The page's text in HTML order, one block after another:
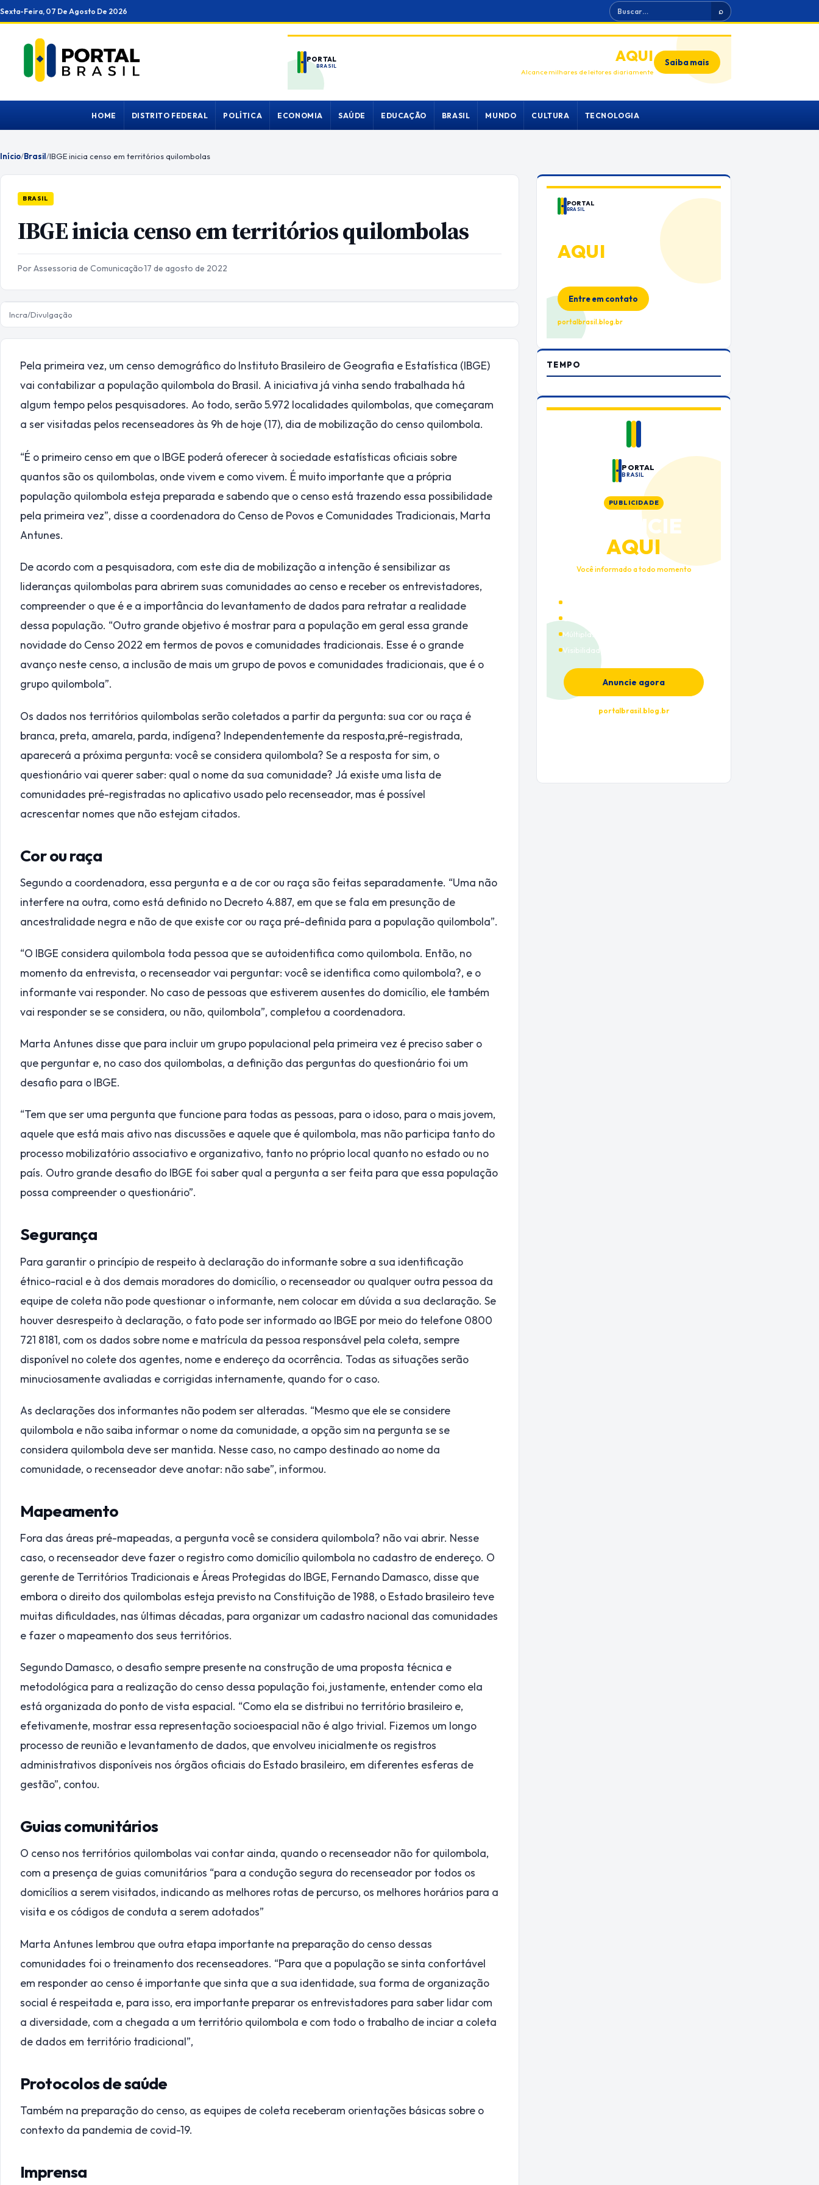
Ir
para
conteúdo
Sexta-Feira, 07 De Agosto De 2026 Buscar ⌕
PORTAL
BRASIL
ANUNCIEAQUI
Alcance milhares de leitores diariamente
Saiba mais
HOME DISTRITO FEDERAL POLÍTICA ECONOMIA SAÚDE EDUCAÇÃO BRASIL MUNDO CULTURA TECNOLOGIA
Início/Brasil/IBGE inicia censo em territórios quilombolas
BRASIL
IBGE inicia censo em territórios quilombolas
Por Assessoria de Comunicação·17 de agosto de 2022
Incra/Divulgação
Pela primeira vez, um censo demográfico do Instituto Brasileiro de Geografia e Estatística (IBGE)
vai contabilizar a população quilombola do Brasil. A iniciativa já vinha sendo trabalhada há
algum tempo pelos pesquisadores. Ao todo, serão 5.972 localidades quilombolas, que começaram
a ser visitadas pelos recenseadores às 9h de hoje (17), dia de mobilização do censo quilombola.
“É o primeiro censo em que o IBGE poderá oferecer à sociedade estatísticas oficiais sobre
quantos são os quilombolas, onde vivem e como vivem. É muito importante que a própria
população quilombola esteja preparada e sabendo que o censo está trazendo essa possibilidade
pela primeira vez”, disse a coordenadora do Censo de Povos e Comunidades Tradicionais, Marta
Antunes.
De acordo com a pesquisadora, com este dia de mobilização a intenção é sensibilizar as
lideranças quilombolas para abrirem suas comunidades ao censo e receber os entrevistadores,
compreender o que é e a importância do levantamento de dados para retratar a realidade
dessa população. “Outro grande objetivo é mostrar para a população em geral essa grande
novidade do Censo 2022 em termos de povos e comunidades tradicionais. Esse é o grande
avanço neste censo, a inclusão de mais um grupo de povos e comunidades tradicionais, que é o
grupo quilombola”.
Os dados nos territórios quilombolas serão coletados a partir da pergunta: sua cor ou raça é
branca, preta, amarela, parda, indígena? Independentemente da resposta,pré-registrada,
aparecerá a próxima pergunta: você se considera quilombola? Se a resposta for sim, o
questionário vai querer saber: qual o nome da sua comunidade? Já existe uma lista de
comunidades pré-registradas no aplicativo usado pelo recenseador, mas é possível
acrescentar nomes que não estejam citados.
Cor ou raça
Segundo a coordenadora, essa pergunta e a de cor ou raça são feitas separadamente. “Uma não
interfere na outra, como está definido no Decreto 4.887, em que se fala em presunção de
ancestralidade negra e não de que existe cor ou raça pré-definida para a população quilombola”.
“O IBGE considera quilombola toda pessoa que se autoidentifica como quilombola. Então, no
momento da entrevista, o recenseador vai perguntar: você se identifica como quilombola?, e o
informante vai responder. No caso de pessoas que estiverem ausentes do domicílio, ele também
vai responder se se considera, ou não, quilombola”, completou a coordenadora.
Marta Antunes disse que para incluir um grupo populacional pela primeira vez é preciso saber o
que perguntar e, no caso dos quilombolas, a definição das perguntas do questionário foi um
desafio para o IBGE.
“Tem que ser uma pergunta que funcione para todas as pessoas, para o idoso, para o mais jovem,
aquele que está mais ativo nas discussões e aquele que é quilombola, mas não participa tanto do
processo mobilizatório associativo e organizativo, tanto no próprio local quanto no estado ou no
país. Outro grande desafio do IBGE foi saber qual a pergunta a ser feita para que essa população
possa compreender o questionário”.
Segurança
Para garantir o princípio de respeito à declaração do informante sobre a sua identificação
étnico-racial e à dos demais moradores do domicílio, o recenseador ou qualquer outra pessoa da
equipe de coleta não pode questionar o informante, nem colocar em dúvida a sua declaração. Se
houver desrespeito à declaração, o fato pode ser informado ao IBGE por meio do telefone 0800
721 8181, com os dados sobre nome e matrícula da pessoa responsável pela coleta, sempre
disponível no colete dos agentes, nome e endereço da ocorrência. Todas as situações serão
minuciosamente avaliadas e corrigidas internamente, quando for o caso.
As declarações dos informantes não podem ser alteradas. “Mesmo que ele se considere
quilombola e não saiba informar o nome da comunidade, a opção sim na pergunta se se
considera quilombola deve ser mantida. Nesse caso, no campo destinado ao nome da
comunidade, o recenseador deve anotar: não sabe”, informou.
Mapeamento
Fora das áreas pré-mapeadas, a pergunta você se considera quilombola? não vai abrir. Nesse
caso, o recenseador deve fazer o registro como domicílio quilombola no cadastro de endereço. O
gerente de Territórios Tradicionais e Áreas Protegidas do IBGE, Fernando Damasco, disse que
embora o direito dos quilombolas esteja previsto na Constituição de 1988, o Estado brasileiro teve
muitas dificuldades, nas últimas décadas, para organizar um cadastro nacional das comunidades
e fazer o mapeamento dos seus territórios.
Segundo Damasco, o desafio sempre presente na construção de uma proposta técnica e
metodológica para a realização do censo dessa população foi, justamente, entender como ela
está organizada do ponto de vista espacial. “Como ela se distribui no território brasileiro e,
efetivamente, mostrar essa representação socioespacial não é algo trivial. Fizemos um longo
processo de reunião e levantamento de dados, que envolveu inicialmente os registros
administrativos disponíveis nos órgãos oficiais do Estado brasileiro, em diferentes esferas de
gestão”, contou.
Guias comunitários
O censo nos territórios quilombolas vai contar ainda, quando o recenseador não for quilombola,
com a presença de guias comunitários “para a condução segura do recenseador por todos os
domicílios a serem visitados, indicando as melhores rotas de percurso, os melhores horários para a
visita e os códigos de conduta a serem adotados”
Marta Antunes lembrou que outra etapa importante na preparação do censo dessas
comunidades foi o treinamento dos recenseadores. “Para que a população se sinta confortável
em responder ao censo é importante que sinta que a sua identidade, sua forma de organização
social é respeitada e, para isso, era importante preparar os entrevistadores para saber lidar com
a diversidade, com a chegada a um território quilombola e com todo o trabalho de inciar a coleta
de dados em território tradicional”,
Protocolos de saúde
Também na preparação do censo, as equipes de coleta receberam orientações básicas sobre o
contexto da pandemia de covid-19.
Imprensa
PORTAL
BRASIL
AQUI
Espaço premium para sua marca
Entre em contato
portalbrasil.blog.br
TEMPO
PORTAL
BRASIL
PUBLICIDADE
ANUNCIE
AQUI
Você informado a todo momento
Múltiplas categorias
Visibilidade premium
Anuncie agora
portalbrasil.blog.br